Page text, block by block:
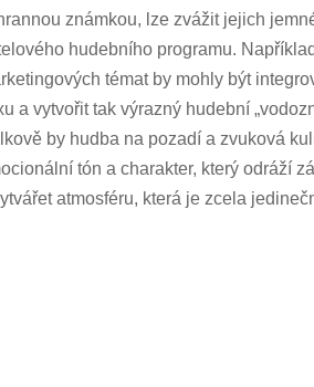
známkou, lze zvážit jejich
hudebního programu.
témat by mohly být
a vytvořit tak výrazný hudební
by hudba na pozadí a zvuková
tón a charakter, který odráží
atmosféru, která je zcela